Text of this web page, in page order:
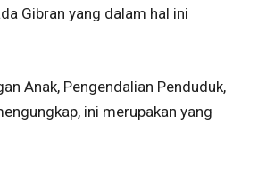
Gibran yang dalam hal ini
Anak, Pengendalian Penduduk,
ini merupakan yang